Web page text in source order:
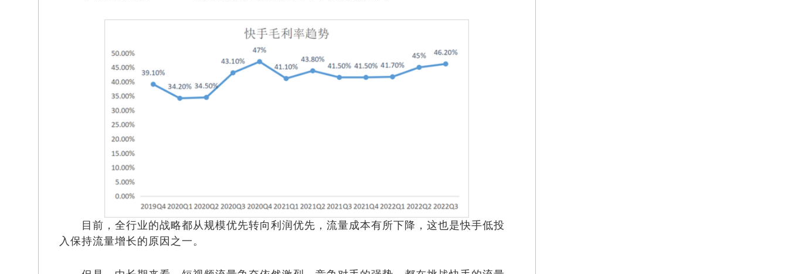
目前，全行业的战略都从规模优先转向利润优先，流量成本有所下降，这也是快手低投
入保持流量增长的原因之一。